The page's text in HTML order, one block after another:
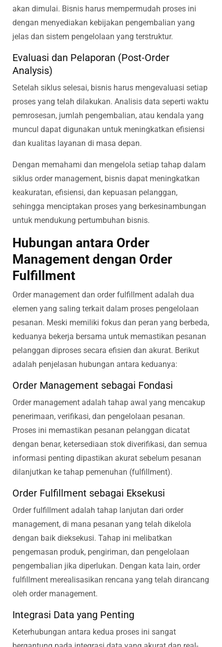
akan dimulai. Bisnis harus mempermudah proses ini
dengan menyediakan kebijakan pengembalian yang
jelas dan sistem pengelolaan yang terstruktur.
Evaluasi dan Pelaporan (Post-Order
Analysis)
Setelah siklus selesai, bisnis harus mengevaluasi setiap
proses yang telah dilakukan. Analisis data seperti waktu
pemrosesan, jumlah pengembalian, atau kendala yang
muncul dapat digunakan untuk meningkatkan efisiensi
dan kualitas layanan di masa depan.
Dengan memahami dan mengelola setiap tahap dalam
siklus order management, bisnis dapat meningkatkan
keakuratan, efisiensi, dan kepuasan pelanggan,
sehingga menciptakan proses yang berkesinambungan
untuk mendukung pertumbuhan bisnis.
Hubungan antara Order
Management dengan Order
Fulfillment
Order management dan order fulfillment adalah dua
elemen yang saling terkait dalam proses pengelolaan
pesanan. Meski memiliki fokus dan peran yang berbeda,
keduanya bekerja bersama untuk memastikan pesanan
pelanggan diproses secara efisien dan akurat. Berikut
adalah penjelasan hubungan antara keduanya:
Order Management sebagai Fondasi
Order management adalah tahap awal yang mencakup
penerimaan, verifikasi, dan pengelolaan pesanan.
Proses ini memastikan pesanan pelanggan dicatat
dengan benar, ketersediaan stok diverifikasi, dan semua
informasi penting dipastikan akurat sebelum pesanan
dilanjutkan ke tahap pemenuhan (fulfillment).
Order Fulfillment sebagai Eksekusi
Order fulfillment adalah tahap lanjutan dari order
management, di mana pesanan yang telah dikelola
dengan baik dieksekusi. Tahap ini melibatkan
pengemasan produk, pengiriman, dan pengelolaan
pengembalian jika diperlukan. Dengan kata lain, order
fulfillment merealisasikan rencana yang telah dirancang
oleh order management.
Integrasi Data yang Penting
Keterhubungan antara kedua proses ini sangat